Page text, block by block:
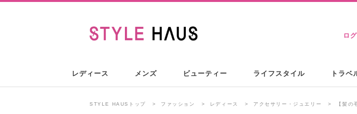
ロ
レディース メンズ ビューティー ライフスタイル トラベ
STYLE HAUSトップ ファッション レディース アクセサリー・ジュエリー 【髪の